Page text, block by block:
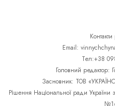
Email:
Тел:+38
Головний редактор:
Засновник: ТОВ
Рішення Національної ради України